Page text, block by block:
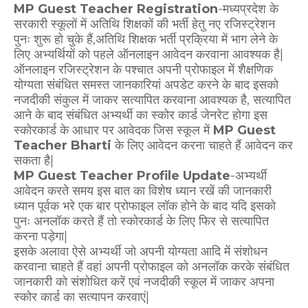
MP Guest Teacher Registration-मध्यप्रदेश के
सरकारी स्कूलों में अतिथि शिक्षकों की भर्ती हेतु नए रजिस्ट्रेशन
पुनः शुरू हो चुके हैं,अतिथि शिक्षक भर्ती प्रक्रिया में भाग लेने के
लिए अभ्यर्थियों को पहले ऑनलाइन आवेदन करवाना आवश्यक है|
ऑनलाइन रजिस्ट्रेशन के पश्चात अपनी प्रोफाइल में शैक्षणिक
योग्यता संबंधित समस्त जानकारियां अपडेट करने के बाद इसको
नजदीकी संकुल में जाकर सत्यापित करवाना आवश्यक है, सत्यापित
आने के बाद संबंधित अभ्यर्थी का स्कोर कार्ड जेनरेट होगा इस
स्कोरकार्ड के आधार पर आवेदक जिस स्कूल में MP Guest
Teacher Bhartiके लिए आवेदन करना चाहते हैं आवेदन कर
सकता है|
MP Guest Teacher Profile Update-अभ्यर्थी
आवेदन करते समय इस बात का विशेष ध्यान रखें की जानकारी
ध्यान पूर्वक भरे एक बार प्रोफाइल लॉक होने के बाद यदि इसको
पुनः अनलॉक करते हैं तो स्कोरकार्ड के लिए फिर से सत्यापित
करना पड़ेगा|
इसके अलावा ऐसे अभ्यर्थी जो अपनी योग्यता आदि में संशोधन
करवाना चाहते हैं वहां अपनी प्रोफाइल को अनलॉक करके संबंधित
जानकारी को संशोधित करें एवं नजदीकी स्कूल में जाकर अपना
स्कोर कार्ड का सत्यापन करवाएं|